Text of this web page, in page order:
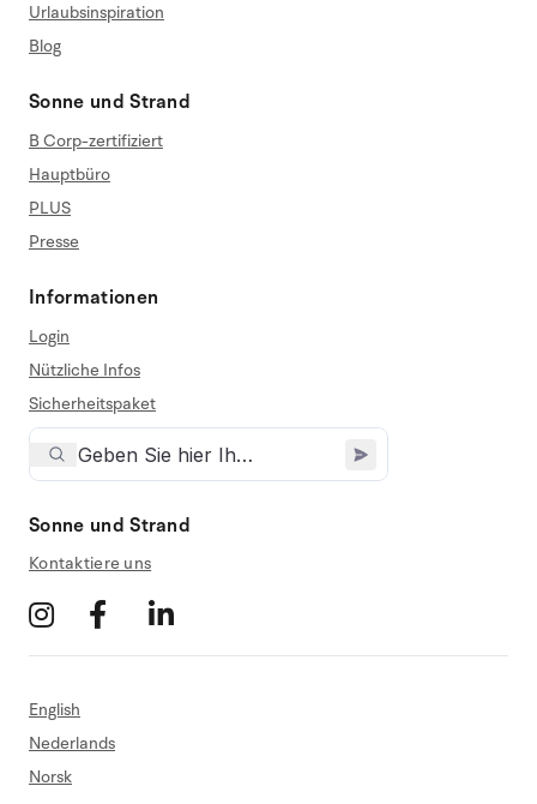
Urlaubsinspiration
Blog
Sonne und Strand
B Corp-zertifiziert
Hauptbüro
PLUS
Presse
Informationen
Login
Nützliche Infos
Sicherheitspaket
Sonne und Strand
Kontaktiere uns
English
Nederlands
Norsk